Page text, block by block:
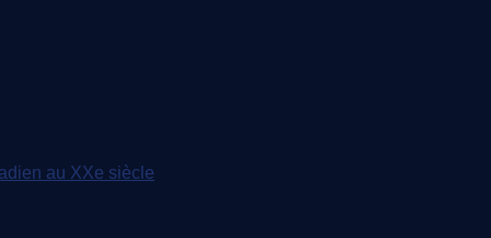
au XXe siècle